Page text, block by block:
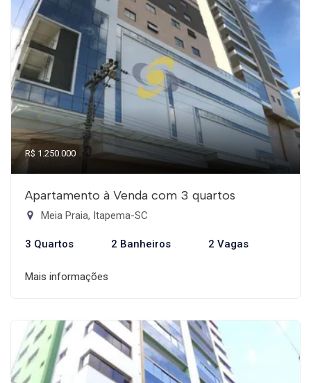
R$ 1.250.000
Apartamento à Venda com 3 quartos
Meia Praia, Itapema-SC
3 Quartos 2 Banheiros 2 Vagas
Mais informações